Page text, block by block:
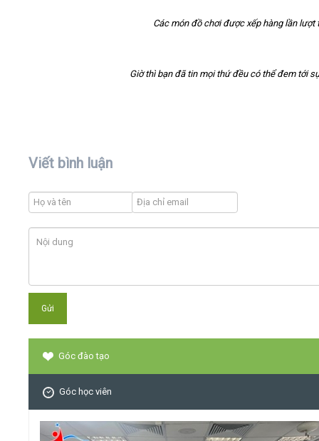
Các món đồ chơi được xếp hàng lần lượt
Giờ thì bạn đã tin mọi thứ đều có thể đem tới
Viết bình luận
Góc đào tạo
Góc học viên